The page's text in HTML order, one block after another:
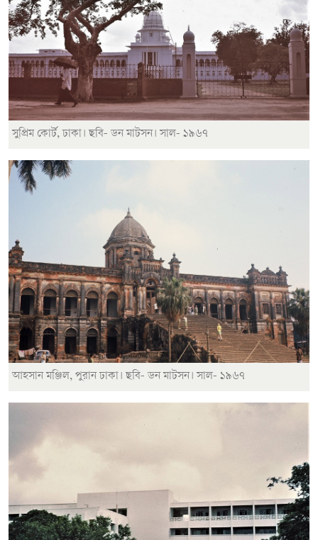
সুপ্রিম কোর্ট, ঢাকা। ছবি- ডন মাটসন। সাল- ১৯৬৭
আহসান মঞ্জিল, পুরান ঢাকা। ছবি- ডন মাটসন। সাল- ১৯৬৭